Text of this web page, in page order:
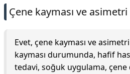
Çene kayması ve
Evet, çene kayması ve
kayması durumunda, hafif
tedavi, soğuk uygulama, çene